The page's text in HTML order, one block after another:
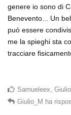
genere io sono di
Benevento... Un
può essere
me la spieghi sta
tracciare
Samueleex,
Giulio_M ha